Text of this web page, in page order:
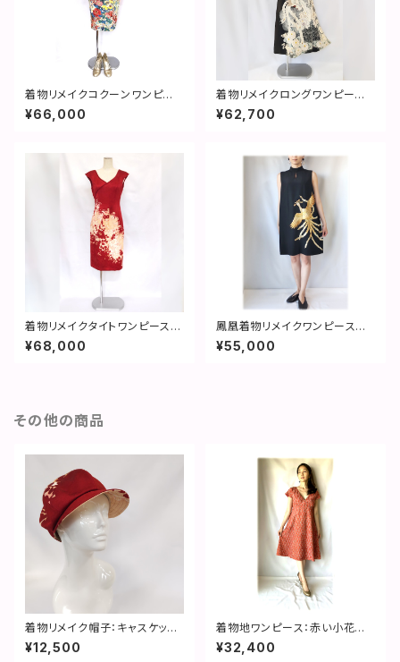
着物リメイクコクーンワンピー
ス／花尽くし／コクーンドレス／
2営業日以内発送／国内送料無
¥66,000
着物リメイクロングワンピース
／鳳凰と牡丹／エンパイアドレ
ス／2営業日以内発送／国内送
¥62,700
着物リメイクタイトワンピース／
薔薇／カシュクール風／2営業
日以内発送／国内送料無料 ／
¥68,000
鳳凰着物リメイクワンピース／
刺繍／ハイネックコクーンワン
ピース：２営業日以内発送・国内
¥55,000
その他の商品
着物リメイク帽子：キャスケット
／赤・薔薇の影絵・サイズ直し無
料・国内送料無料／2210ca03
¥12,500
着物地ワンピース：赤い小花柄・
２営業日以内発送・国内送料無
料・セミオーダー可／1908d05
¥32,400